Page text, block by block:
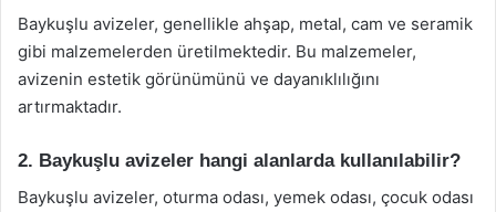
Baykuşlu avizeler, genellikle ahşap, metal, cam ve seramik
gibi malzemelerden üretilmektedir. Bu malzemeler,
avizenin estetik görünümünü ve dayanıklılığını
artırmaktadır.
2. Baykuşlu avizeler hangi alanlarda kullanılabilir?
Baykuşlu avizeler, oturma odası, yemek odası, çocuk odası